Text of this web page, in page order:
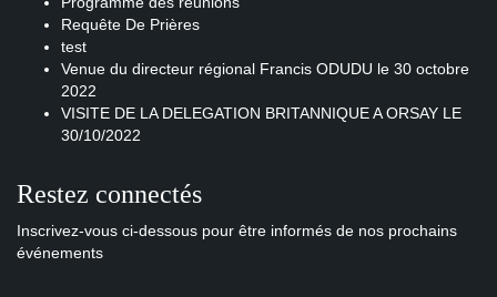
Requête De Prières
test
Venue du directeur régional Francis ODUDU le 30 octobre
2022
VISITE DE LA DELEGATION BRITANNIQUE A ORSAY LE
30/10/2022
Restez connectés
Inscrivez-vous ci-dessous pour être informés de nos prochains
événements